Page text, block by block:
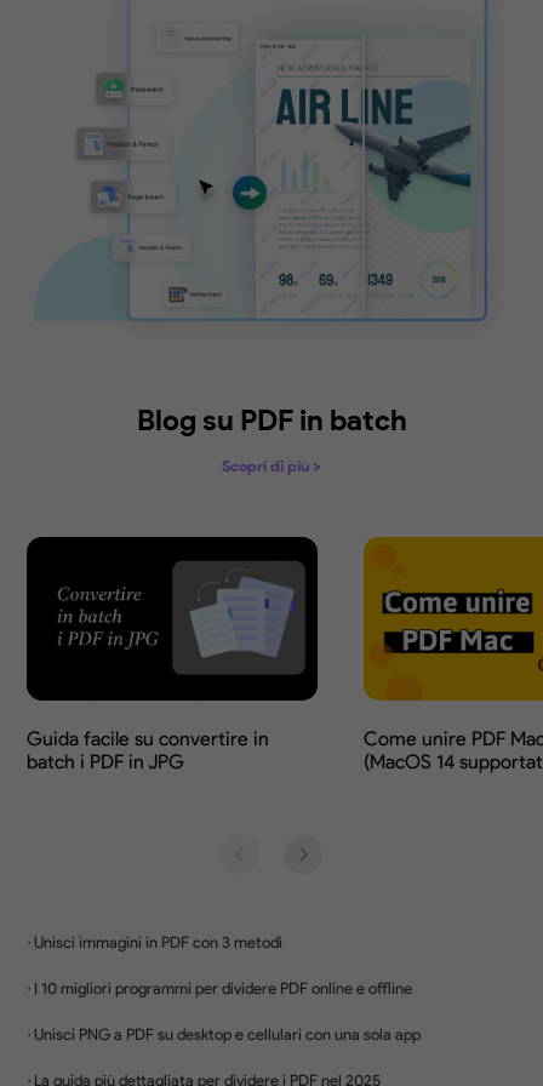
3 opzioni di caricamento
Caricare facilmente file, cartelle e file aperti
nell'elenco.
Gestione intelligente delle combinazioni
Riordinare i file trascinandoli e impostando
liberamente gli intervalli di pagine per ogni
Aggiungere e Rimuovere in
password, filigrane, numerazione Bates,
in batch elementi da più file